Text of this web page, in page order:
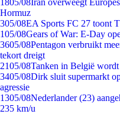
1805/08Iran overweegt
Hormuz
305/08EA Sports FC 27 toont
105/08Gears of War: E-Day
3605/08Pentagon verbruikt
tekort dreigt
2105/08Tanken in België
3405/08Dirk sluit supermarkt
agressie
1305/08Nederlander (23)
235 km/u